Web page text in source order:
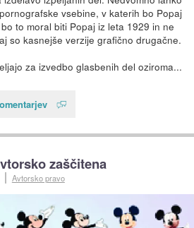
vsebine, v katerih bo Popaj
to moral biti Popaj iz leta 1929 in ne
so kasnejše verzije grafično drugačne.
za izvedbo glasbenih del oziroma...
zaščitena
Avtorsko pravo